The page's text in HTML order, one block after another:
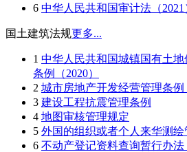
6 中华人民共和国审计法（2021
国土建筑法规更多...
1 中华人民共和国城镇国有土
条例（2020）
2 城市房地产开发经营管理条例
3 建设工程抗震管理条例
4 地图审核管理规定
5 外国的组织或者个人来华测绘
6 不动产登记资料查询暂行办法